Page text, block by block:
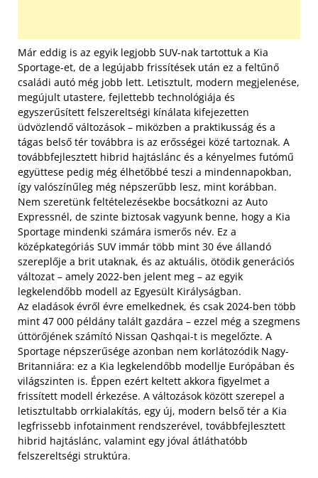
Már eddig is az egyik legjobb SUV-nak tartottuk a Kia
Sportage-et, de a legújabb frissítések után ez a feltűnő
családi autó még jobb lett. Letisztult, modern megjelenése,
megújult utastere, fejlettebb technológiája és
egyszerűsített felszereltségi kínálata kifejezetten
üdvözlendő változások – miközben a praktikusság és a
tágas belső tér továbbra is az erősségei közé tartoznak. A
továbbfejlesztett hibrid hajtáslánc és a kényelmes futómű
együttese pedig még élhetőbbé teszi a mindennapokban,
így valószínűleg még népszerűbb lesz, mint korábban.
Nem szeretünk feltételezésekbe bocsátkozni az Auto
Expressnél, de szinte biztosak vagyunk benne, hogy a Kia
Sportage mindenki számára ismerős név. Ez a
középkategóriás SUV immár több mint 30 éve állandó
szereplője a brit utaknak, és az aktuális, ötödik generációs
változat – amely 2022-ben jelent meg – az egyik
legkelendőbb modell az Egyesült Királyságban.
Az eladások évről évre emelkednek, és csak 2024-ben több
mint 47 000 példány talált gazdára – ezzel még a szegmens
úttörőjének számító Nissan Qashqai-t is megelőzte. A
Sportage népszerűsége azonban nem korlátozódik Nagy-
Britanniára: ez a Kia legkelendőbb modellje Európában és
világszinten is. Éppen ezért keltett akkora figyelmet a
frissített modell érkezése. A változások között szerepel a
letisztultabb orrkialakítás, egy új, modern belső tér a Kia
legfrissebb infotainment rendszerével, továbbfejlesztett
hibrid hajtáslánc, valamint egy jóval átláthatóbb
felszereltségi struktúra.